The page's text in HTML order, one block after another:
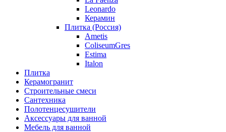
Leonardo
Керамин
Плитка (Россия)
Ametis
ColiseumGres
Estima
Italon
Плитка
Керамогранит
Строительные смеси
Сантехника
Полотенцесушители
Аксессуары для ванной
Мебель для ванной